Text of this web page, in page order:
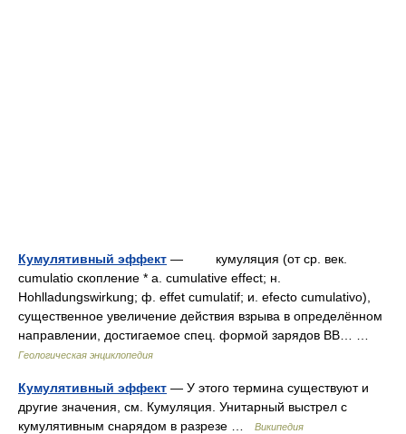
Кумулятивный эффект — кумуляция (от cp. век.
cumulatio скопление * a. cumulative effect; н.
Hohlladungswirkung; ф. effet cumulatif; и. efecto cumulativo),
существенное увеличение действия взрыва в определённом
направлении, достигаемое спец. формой зарядов BB… …
Геологическая энциклопедия
Кумулятивный эффект — У этого термина существуют и
другие значения, см. Кумуляция. Унитарный выстрел с
кумулятивным снарядом в разрезе …
Википедия